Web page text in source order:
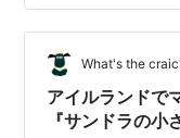
ーブルに置いてゆ
の中で生きる歓び
く。 牛の世話をす
を走るコットの姿
What's the
アイルランドで
『サンドラの小